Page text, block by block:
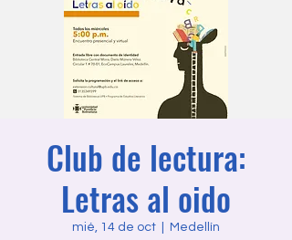
Club de lectura:
Letras al oido
mié, 14 de oct Medellín